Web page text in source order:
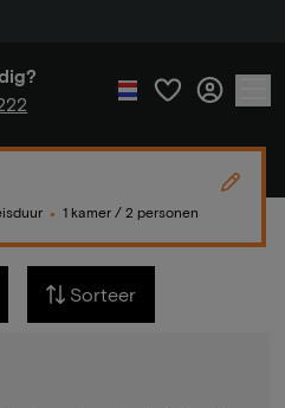
● 1 kamer / 2 personen
Sorteer